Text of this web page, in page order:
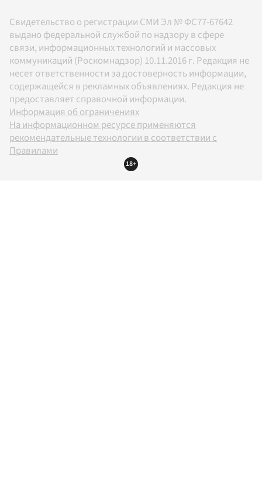
Свидетельство о регистрации СМИ Эл № ФС77-67642
выдано федеральной службой по надзору в сфере
связи, информационных технологий и массовых
коммуникаций (Роскомнадзор) 10.11.2016 г. Редакция не
несет ответственности за достоверность информации,
содержащейся в рекламных объявлениях. Редакция не
предоставляет справочной информации.
Информация об ограничениях
На информационном ресурсе применяются
рекомендательные технологии в соответствии с
Правилами
18+